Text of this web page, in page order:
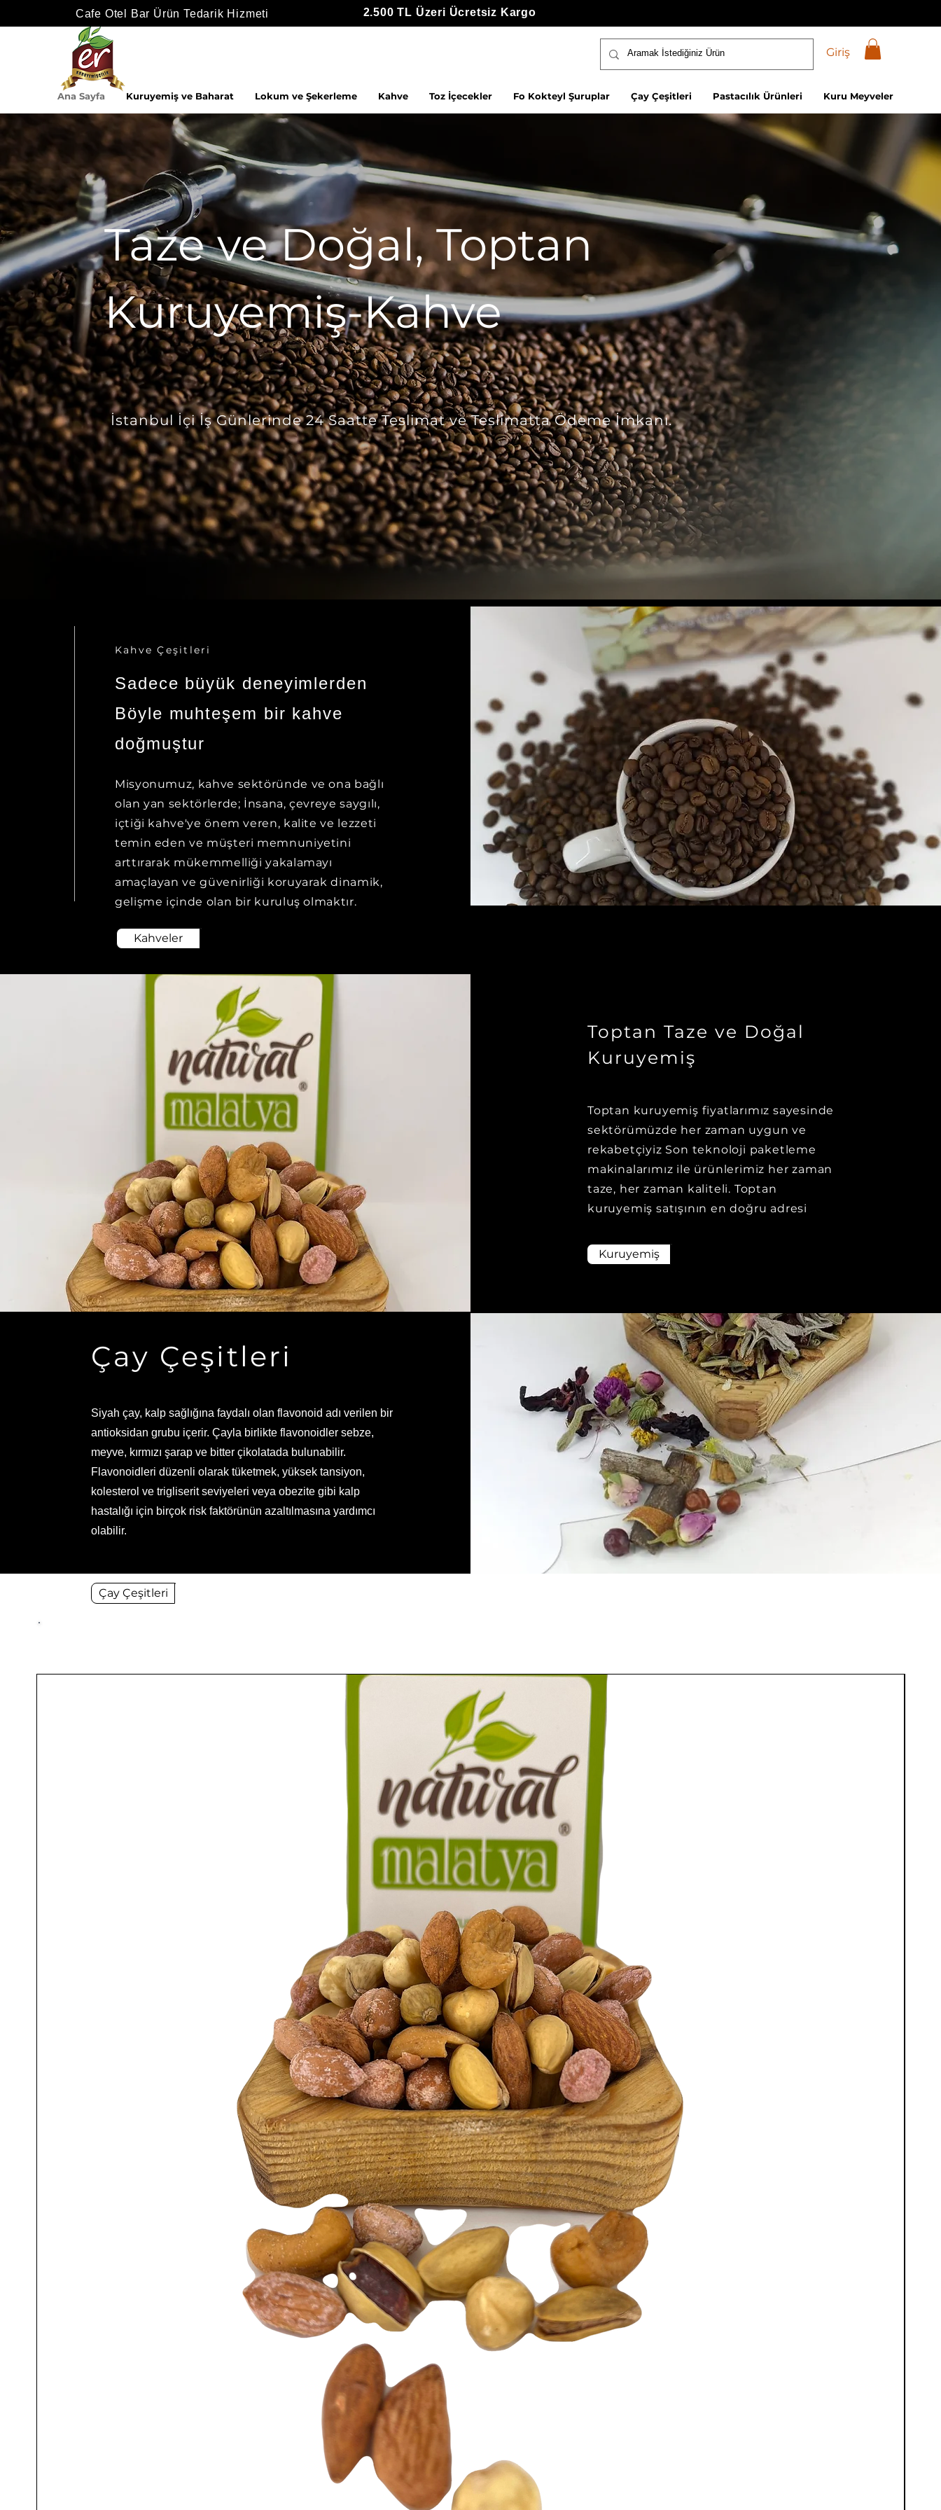
Cafe Otel Bar Ürün Tedarik Hizmeti 2.500 TL Üzeri Ücretsiz Kargo
Giriş
Ana Sayfa Kuruyemiş ve Baharat Lokum ve Şekerleme Kahve Toz İçecekler Fo Kokteyl Şuruplar Çay Çeşitleri Pastacılık Ürünleri Kuru Meyveler
Taze ve Doğal, Toptan
Kuruyemiş-Kahve
İstanbul İçi İş Günlerinde 24 Saatte Teslimat ve Teslimatta Ödeme İmkanı.
Kahve Çeşitleri
Sadece büyük deneyimlerden
Böyle muhteşem bir kahve
doğmuştur
Misyonumuz, kahve sektöründe ve ona bağlı
olan yan sektörlerde; İnsana, çevreye saygılı,
içtiği kahve'ye önem veren, kalite ve lezzeti
temin eden ve müşteri memnuniyetini
arttırarak mükemmelliği yakalamayı
amaçlayan ve güvenirliği koruyarak dinamik,
gelişme içinde olan bir kuruluş olmaktır.
Kahveler
Toptan Taze ve Doğal
Kuruyemiş
Toptan kuruyemiş fiyatlarımız sayesinde
sektörümüzde her zaman uygun ve
rekabetçiyiz Son teknoloji paketleme
makinalarımız ile ürünlerimiz her zaman
taze, her zaman kaliteli. Toptan
kuruyemiş satışının en doğru adresi
Kuruyemiş
Çay Çeşitleri
Siyah çay, kalp sağlığına faydalı olan flavonoid adı verilen bir
antioksidan grubu içerir. Çayla birlikte flavonoidler sebze,
meyve, kırmızı şarap ve bitter çikolatada bulunabilir.
Flavonoidleri düzenli olarak tüketmek, yüksek tansiyon,
kolesterol ve trigliserit seviyeleri veya obezite gibi kalp
hastalığı için birçok risk faktörünün azaltılmasına yardımcı
olabilir.
Çay Çeşitleri